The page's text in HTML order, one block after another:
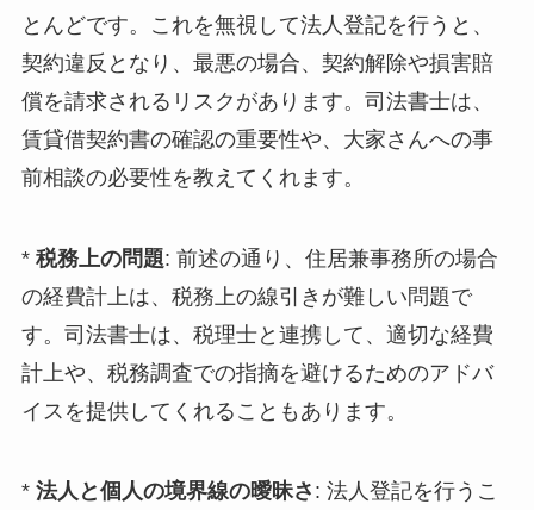
とんどです。これを無視して法人登記を行うと、
契約違反となり、最悪の場合、契約解除や損害賠
償を請求されるリスクがあります。司法書士は、
賃貸借契約書の確認の重要性や、大家さんへの事
前相談の必要性を教えてくれます。
* 税務上の問題: 前述の通り、住居兼事務所の場合
の経費計上は、税務上の線引きが難しい問題で
す。司法書士は、税理士と連携して、適切な経費
計上や、税務調査での指摘を避けるためのアドバ
イスを提供してくれることもあります。
* 法人と個人の境界線の曖昧さ : 法人登記を行うこ